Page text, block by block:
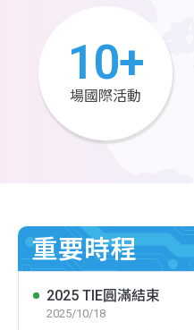
10+
場國際活動
重要時程
2025 TIE圓滿結束
2025/10/18